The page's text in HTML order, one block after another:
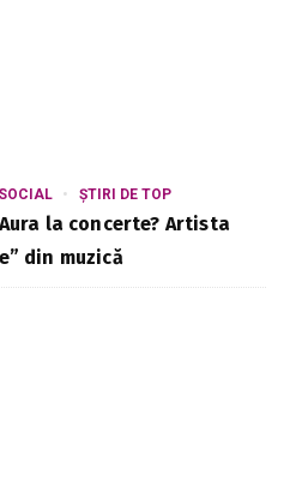
SOCIAL ȘTIRI DE TOP
la concerte? Artista
din muzică